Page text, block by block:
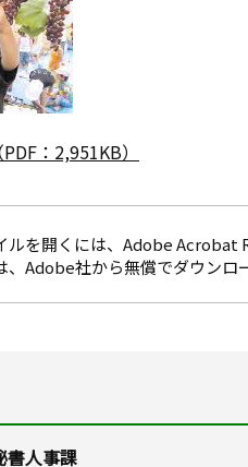
：2,951KB）
ルを開くには、Adobe Acrobat
、Adobe社から無償でダウンロ
書人事課